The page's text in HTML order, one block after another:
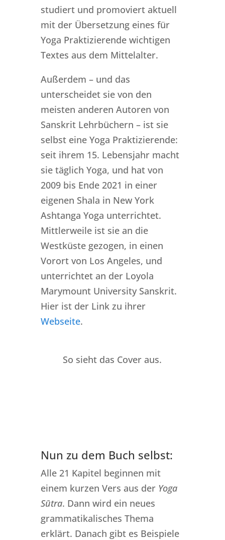
studiert und promoviert aktuell
mit der Übersetzung eines für
Yoga Praktizierende wichtigen
Textes aus dem Mittelalter.
Außerdem – und das
unterscheidet sie von den
meisten anderen Autoren von
Sanskrit Lehrbüchern – ist sie
selbst eine Yoga Praktizierende:
seit ihrem 15. Lebensjahr macht
sie täglich Yoga, und hat von
2009 bis Ende 2021 in einer
eigenen Shala in New York
Ashtanga Yoga unterrichtet.
Mittlerweile ist sie an die
Westküste gezogen, in einen
Vorort von Los Angeles, und
unterrichtet an der Loyola
Marymount University Sanskrit.
Hier ist der Link zu ihrer
Webseite.
So sieht das Cover aus.
Nun zu dem Buch selbst:
Alle 21 Kapitel beginnen mit
einem kurzen Vers aus der Yoga
Sūtra. Dann wird ein neues
grammatikalisches Thema
erklärt. Danach gibt es Beispiele